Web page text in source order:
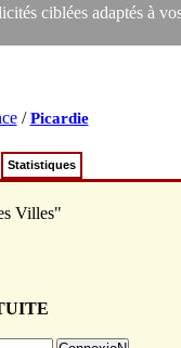
ciblées adaptés à
/Picardie
Statistiques
Villes"